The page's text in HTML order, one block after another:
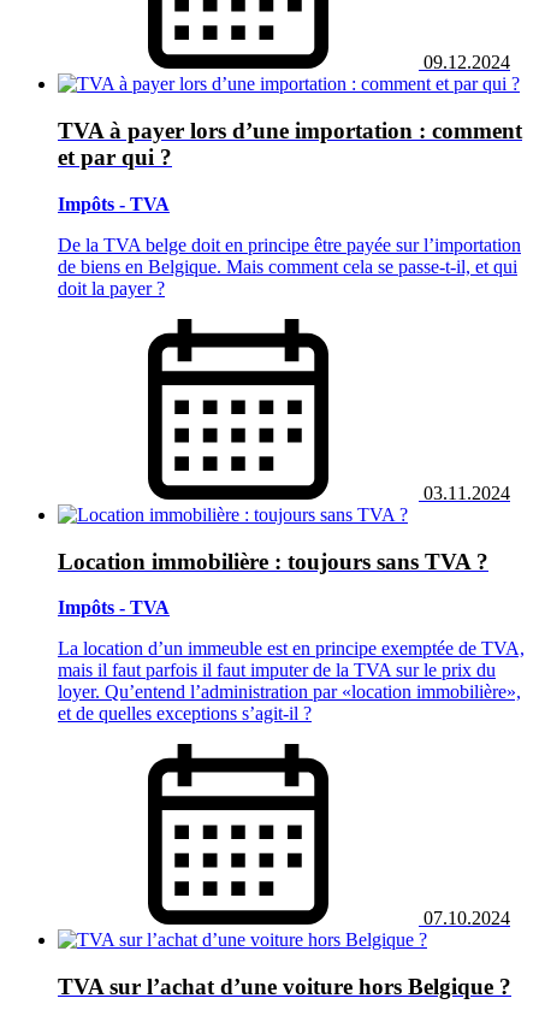
09.12.2024
TVA à payer lors d’une importation : comment
et par qui ?
Impôts - TVA
De la TVA belge doit en principe être payée sur l’importation
de biens en Belgique. Mais comment cela se passe-t-il, et qui
doit la payer ?
03.11.2024
Location immobilière : toujours sans TVA ?
Impôts - TVA
La location d’un immeuble est en principe exemptée de TVA,
mais il faut parfois il faut imputer de la TVA sur le prix du
loyer. Qu’entend l’administration par «location immobilière»,
et de quelles exceptions s’agit-il ?
07.10.2024
TVA sur l’achat d’une voiture hors Belgique ?